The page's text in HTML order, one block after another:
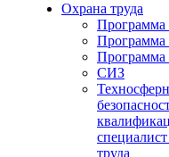
Охрана труда
Программа
Программа
СИЗ
труда